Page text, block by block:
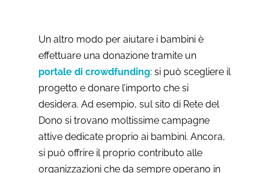
Un altro modo per aiutare i bambini è
effettuare una donazione tramite un
portale di crowdfunding: si può scegliere il
progetto e donare l’importo che si
desidera. Ad esempio, sul sito di Rete del
Dono si trovano moltissime campagne
attive dedicate proprio ai bambini. Ancora,
si può offrire il proprio contributo alle
organizzazioni che da sempre operano in